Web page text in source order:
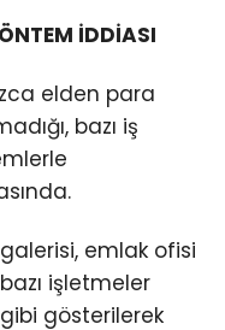
İDDİASI
elden para
bazı iş
emlak ofisi
işletmeler
gibi gösterilerek